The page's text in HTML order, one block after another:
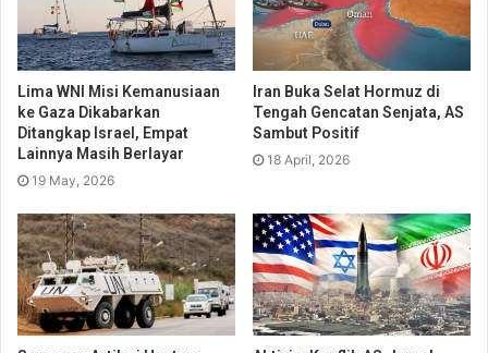
Lima WNI Misi Kemanusiaan
ke Gaza Dikabarkan
Ditangkap Israel, Empat
Lainnya Masih Berlayar
19 May, 2026
Iran Buka Selat Hormuz di
Tengah Gencatan Senjata, AS
Sambut Positif
18 April, 2026